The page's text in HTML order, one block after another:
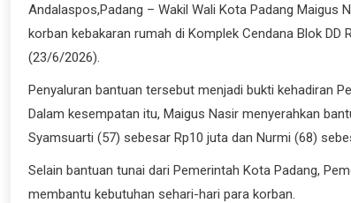
Andalaspos,Padang – Wakil Wali Kota Padang Maigus
korban kebakaran rumah di Komplek Cendana Blok DD
(23/6/2026).
Penyaluran bantuan tersebut menjadi bukti kehadiran
Dalam kesempatan itu, Maigus Nasir menyerahkan
Syamsuarti (57) sebesar Rp10 juta dan Nurmi (68)
Selain bantuan tunai dari Pemerintah Kota Padang,
membantu kebutuhan sehari-hari para korban.